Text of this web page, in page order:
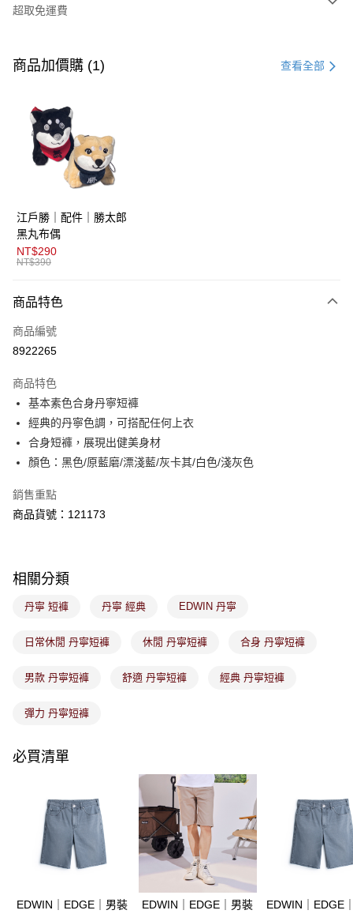
超取免運費
信用卡一次付款
LINE Pay
AFTEE先享後付
【關於「AFTEE先享後付」】
便利好安心！
１．簡單：不需註冊會員、不需綁卡、不需儲值。
２．便利：只要手機號碼，簡訊認證，即可結帳。
３．安心：先確認商品／服務後，再付款。
１．於結帳方式選擇「AFTEE先享後付」後，將跳轉至「AFTEE先享後付」
２．訂單成立數日內，您將收到繳費通知簡訊。
３．收到繳費通知簡訊後14天內，點擊此簡訊中的連結，可透過四大超商／
購買商品的店家。未經商家同意取消之訂單仍視為有效，需透過AFTEE先享
後付繳納相關費用。
※ 交易是否成功請以「AFTEE先享後付 」之結帳頁面顯示為準，若有關於
是否繳費成功／繳費後需取消欲退款等相關疑問，請聯繫「AFTEE先享後付
客戶支援中心」https://netprotections.freshdesk.com/support/home
１．透過由恩沛科技股份有限公司提供之「AFTEE先享後付」服務完成之交
易，需依本服務之必要範圍內提供個人資料，並將交易相關給付款項請求債
權轉讓予恩沛科技股份有限公司。
「AFTEE先享後付」，若未經同意申辦者引起之損失，本公司不負相關責
任。
４．使用「AFTEE先享後付」時，將依據個別帳號之用戶狀況，依本公司即
時審查核予不同之上限額度；若仍有額度不足之情形，本公司將視審查結果
５．嚴禁一人註冊多個帳號或使用他人資訊註冊。若發現惡意使用之情形，
運送方式
全家取貨付款
免運費
免運費
付款後萊爾富取貨
免運費
7-11取貨付款
免運費
付款後7-11取貨
免運費
免運費
商品加價購 (1) 查看全部
江戶勝｜配件｜勝太郎
黑丸布偶
NT$290
NT$390
商品特色
商品編號
8922265
商品特色
基本素色合身丹寧短褲
經典的丹寧色調，可搭配任何上衣
合身短褲，展現出健美身材
顏色：黑色/原藍磨/漂淺藍/灰卡其/白色/淺灰色
銷售重點
商品貨號：121173
相關分類
丹寧 短褲 丹寧 經典 EDWIN 丹寧
日常休閒 丹寧短褲 休閒 丹寧短褲 合身 丹寧短褲
男款 丹寧短褲 舒適 丹寧短褲 經典 丹寧短褲
彈力 丹寧短褲
必買清單
EDWIN｜EDGE｜男裝
EDWIN｜EDGE｜男裝
EDWIN｜EDGE